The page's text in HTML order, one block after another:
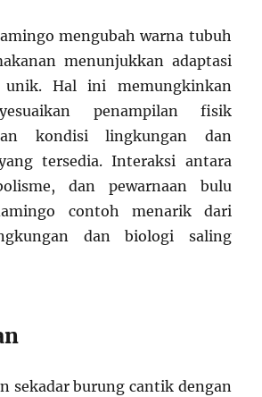
mengubah warna tubuh
menunjukkan adaptasi
unik. Hal ini memungkinkan
penampilan fisik
kondisi lingkungan dan
tersedia. Interaksi antara
dan pewarnaan bulu
contoh menarik dari
dan biologi saling
sekadar burung cantik dengan